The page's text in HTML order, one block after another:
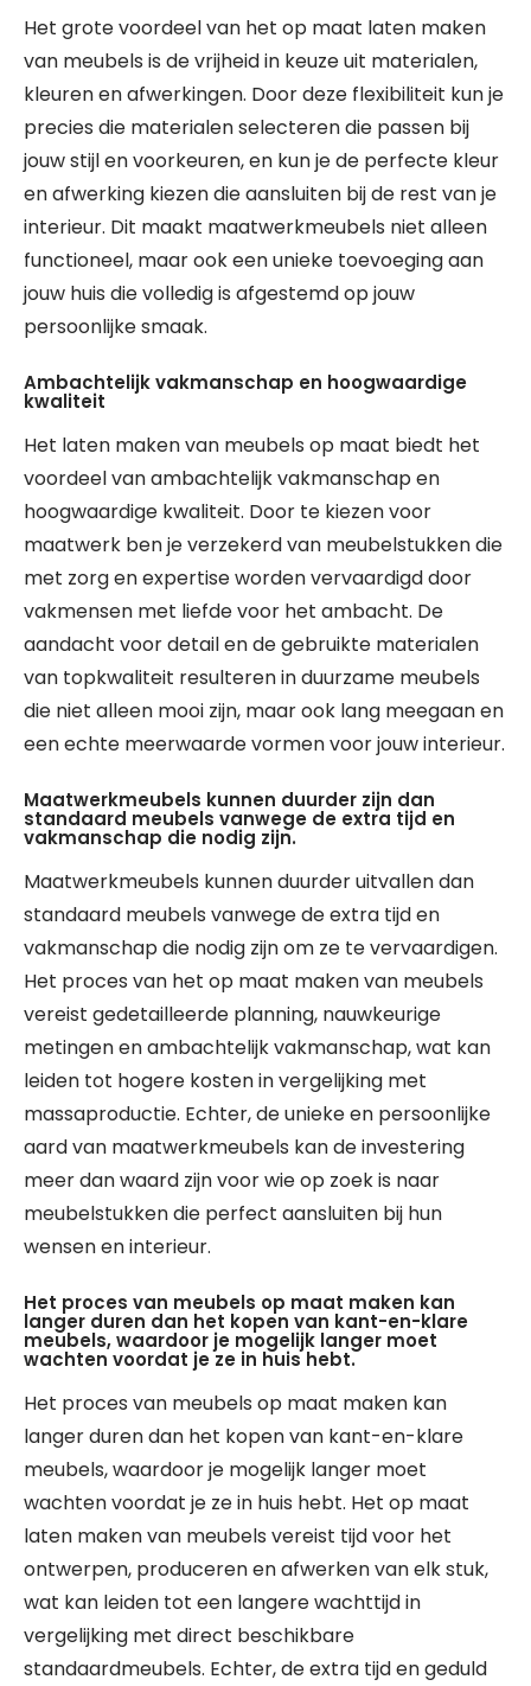
Het grote voordeel van het op maat laten maken
van meubels is de vrijheid in keuze uit materialen,
kleuren en afwerkingen. Door deze flexibiliteit kun je
precies die materialen selecteren die passen bij
jouw stijl en voorkeuren, en kun je de perfecte kleur
en afwerking kiezen die aansluiten bij de rest van je
interieur. Dit maakt maatwerkmeubels niet alleen
functioneel, maar ook een unieke toevoeging aan
jouw huis die volledig is afgestemd op jouw
persoonlijke smaak.
Ambachtelijk vakmanschap en hoogwaardige
kwaliteit
Het laten maken van meubels op maat biedt het
voordeel van ambachtelijk vakmanschap en
hoogwaardige kwaliteit. Door te kiezen voor
maatwerk ben je verzekerd van meubelstukken die
met zorg en expertise worden vervaardigd door
vakmensen met liefde voor het ambacht. De
aandacht voor detail en de gebruikte materialen
van topkwaliteit resulteren in duurzame meubels
die niet alleen mooi zijn, maar ook lang meegaan en
een echte meerwaarde vormen voor jouw interieur.
Maatwerkmeubels kunnen duurder zijn dan
standaard meubels vanwege de extra tijd en
vakmanschap die nodig zijn.
Maatwerkmeubels kunnen duurder uitvallen dan
standaard meubels vanwege de extra tijd en
vakmanschap die nodig zijn om ze te vervaardigen.
Het proces van het op maat maken van meubels
vereist gedetailleerde planning, nauwkeurige
metingen en ambachtelijk vakmanschap, wat kan
leiden tot hogere kosten in vergelijking met
massaproductie. Echter, de unieke en persoonlijke
aard van maatwerkmeubels kan de investering
meer dan waard zijn voor wie op zoek is naar
meubelstukken die perfect aansluiten bij hun
wensen en interieur.
Het proces van meubels op maat maken kan
langer duren dan het kopen van kant-en-klare
meubels, waardoor je mogelijk langer moet
wachten voordat je ze in huis hebt.
Het proces van meubels op maat maken kan
langer duren dan het kopen van kant-en-klare
meubels, waardoor je mogelijk langer moet
wachten voordat je ze in huis hebt. Het op maat
laten maken van meubels vereist tijd voor het
ontwerpen, produceren en afwerken van elk stuk,
wat kan leiden tot een langere wachttijd in
vergelijking met direct beschikbare
standaardmeubels. Echter, de extra tijd en geduld